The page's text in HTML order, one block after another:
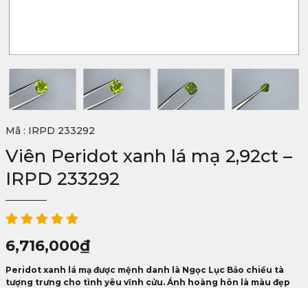
Mã : IRPD 233292
Viên Peridot xanh lá mạ 2,92ct –
IRPD 233292
6,716,000₫
Peridot xanh lá mạ được mệnh danh là Ngọc Lục Bảo chiều tà
tượng trưng cho tình yêu vĩnh cửu. Ánh hoàng hôn là màu đẹp